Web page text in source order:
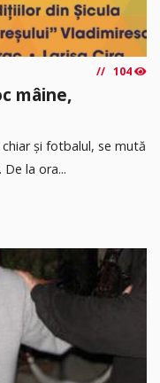
104
mâine,
și fotbalul, se mută
la ora...